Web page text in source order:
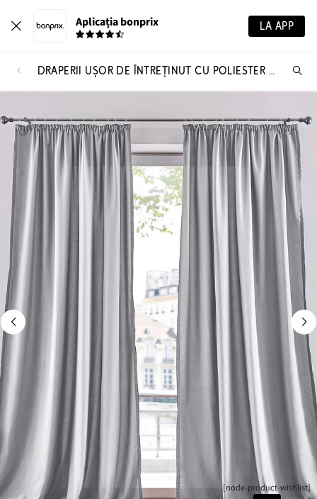
Aplicația bonprix LA APP
DRAPERII UȘOR DE ÎNTREȚINUT CU POLIESTER RECICLAT (SET/2 BUC.)
[node-product-wishlist]